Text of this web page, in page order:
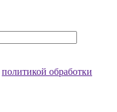
политикой обработки